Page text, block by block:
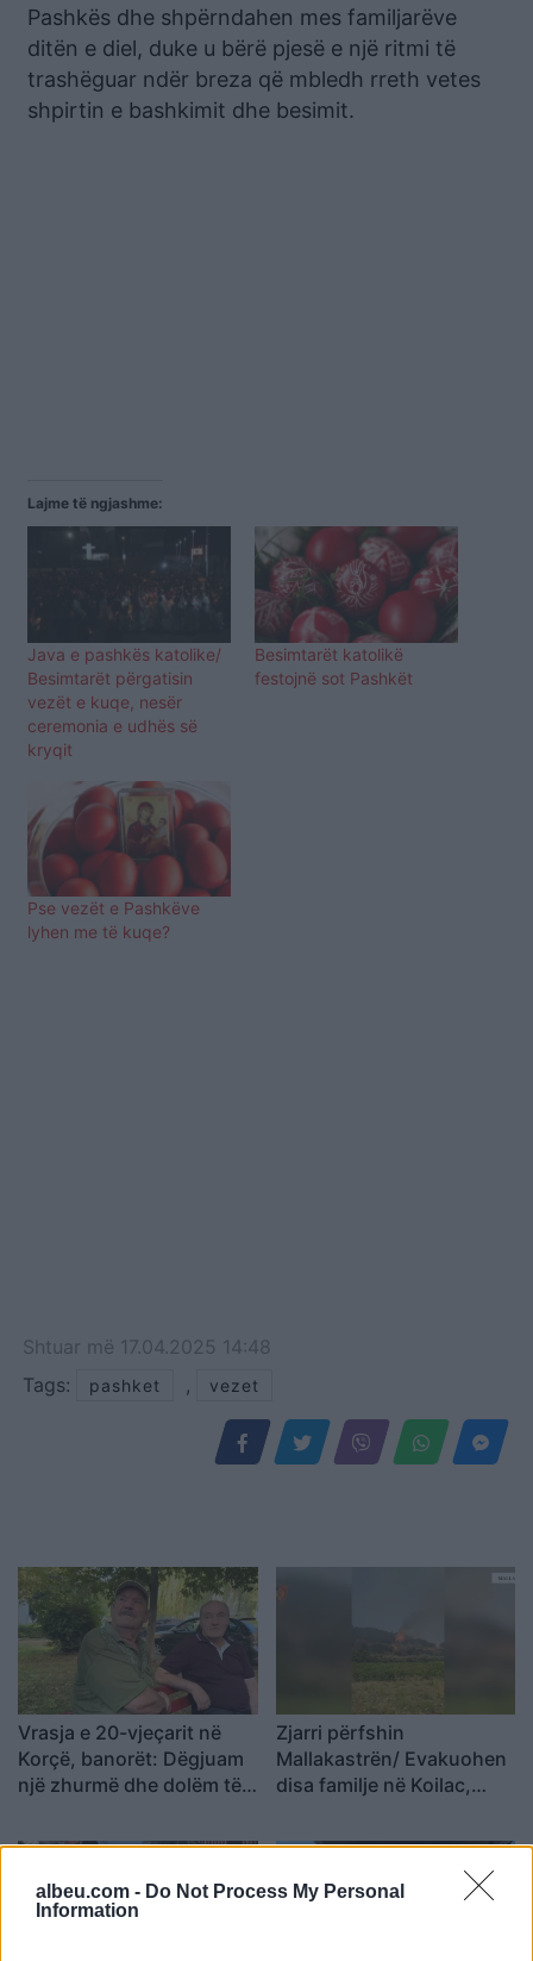
albeu.com - Do Not Process My Personal
Information
Pashkës dhe shpërndahen mes familjarëve
ditën e diel, duke u bërë pjesë e një ritmi të
trashëguar ndër breza që mbledh rreth vetes
shpirtin e bashkimit dhe besimit.
Lajme të ngjashme:
Java e pashkës katolike/
Besimtarët përgatisin
vezët e kuqe, nesër
ceremonia e udhës së
kryqit
Besimtarët katolikë
festojnë sot Pashkët
Pse vezët e Pashkëve
lyhen me të kuqe?
Shtuar më 17.04.2025 14:48
Tags:
pashket , vezet
Vrasja e 20-vjeçarit në
Korçë, banorët: Dëgjuam
një zhurmë dhe dolëm të
ndodhur
Zjarri përfshin
Mallakastrën/ Evakuohen
disa familje në Koilac,
banesave